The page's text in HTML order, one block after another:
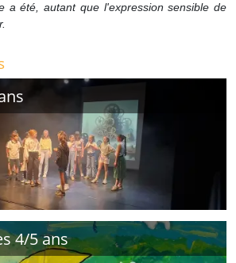
a été, autant que l'expression sensible de
4/5 ans